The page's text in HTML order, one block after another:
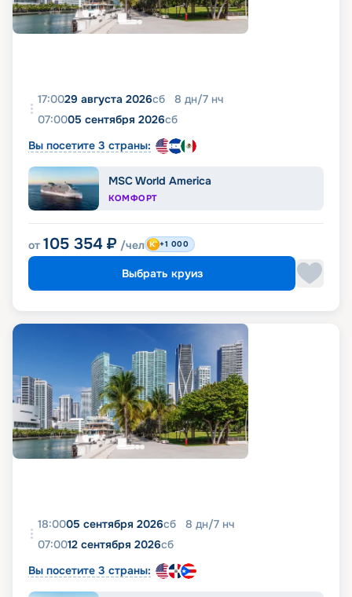
17:0029 августа 2026сб 8 дн/7 нч
07:0005 сентября 2026сб
Вы посетите 3 страны:
MSC World America
КОМФОРТ
от 105 354 ₽ /чел +1 000
Выбрать круиз
18:0005 сентября 2026сб 8 дн/7 нч
07:0012 сентября 2026сб
Вы посетите 3 страны: